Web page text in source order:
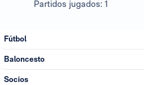
Partidos jugados: 1
Fútbol
Baloncesto
Socios